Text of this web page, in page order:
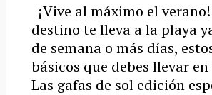
¡Vive al máximo el
destino te lleva a la playa
de semana o más días,
básicos que debes llevar
Las gafas de sol edición